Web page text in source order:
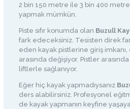
2 bin 150 metre ile 3 bin 400
yapmak mümkün.
Piste sıfır konumda olan Buzull
fark edeceksiniz. Tesisten direk
eden kayak pistlerine giriş
arasında değişiyor. Pistler
liftlerle sağlanıyor.
Eğer hiç kayak yapmadıysanız
ders alabilirsiniz. Profesyonel
de kayak yapmanın keyfine